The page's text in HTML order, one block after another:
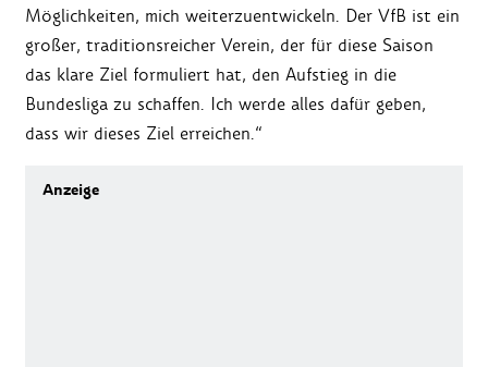
Möglichkeiten, mich weiterzuentwickeln. Der VfB ist ein
großer, traditionsreicher Verein, der für diese Saison
das klare Ziel formuliert hat, den Aufstieg in die
Bundesliga zu schaffen. Ich werde alles dafür geben,
dass wir dieses Ziel erreichen.“